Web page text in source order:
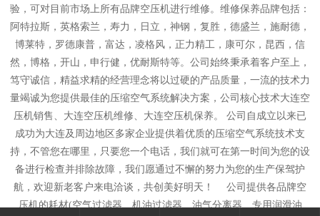
验，可对目前市场上所有品牌空压机进行维修。维修保养品牌包括：
阿特拉斯，英格索兰，寿力，日立，神钢，复胜，德盛兰，施耐德，
博莱特，罗德康普，富达，凌格风，正力精工，康可尔，昆西，信
然，博格，开山，申行健，优耐斯特等。公司始终秉承着客户至上，
笃守诚信，精益求精的经营理念将以过硬的产品质量，一流的技术力
量竭诚为您提供最佳的压缩空气系统解决方案，公司核心技术大连空
压机销售、大连空压机维修、大连空压机保养。 公司自成立以来已
成功为大连及周边地区多家企业提供着优质的压缩空气系统技术支
持，不管您在哪里，只要您一个电话，我们就可在第一时间为您的设
备进行检查并排除故障，我们愿通过不懈的努力为您的生产保驾护
航，欢迎新老客户来电洽谈，共创美好明天！ 公司提供各品牌空
压机的耗材(空气过滤器、机油过滤器、油气分离器、专用润滑油